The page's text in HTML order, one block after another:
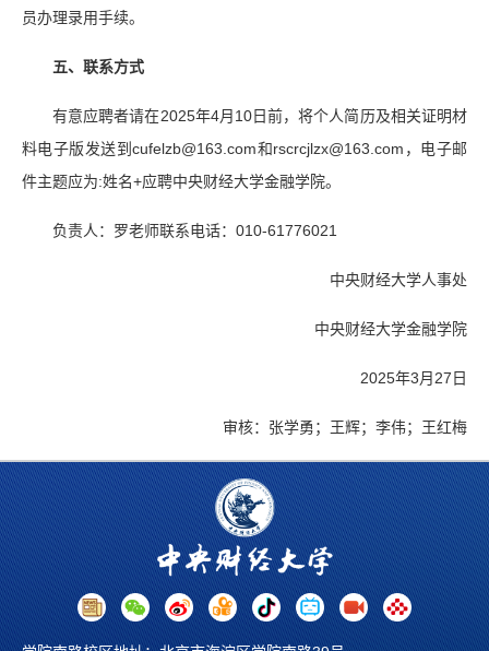
员办理录用手续。
五、联系方式
有意应聘者请在2025年4月10日前，将个人简历及相关证明材
料电子版发送到cufelzb@163.com和rscrcjlzx@163.com，电子邮
件主题应为:姓名+应聘中央财经大学金融学院。
负责人：罗老师联系电话：010-61776021
中央财经大学人事处
中央财经大学金融学院
2025年3月27日
审核：张学勇；王辉；李伟；王红梅